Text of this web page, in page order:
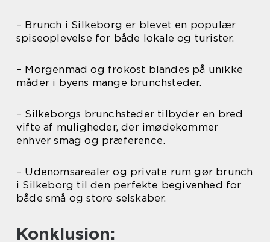
– Brunch i Silkeborg er blevet en populær
spiseoplevelse for både lokale og turister.
– Morgenmad og frokost blandes på unikke
måder i byens mange brunchsteder.
– Silkeborgs brunchsteder tilbyder en bred
vifte af muligheder, der imødekommer
enhver smag og præference.
– Udenomsarealer og private rum gør brunch
i Silkeborg til den perfekte begivenhed for
både små og store selskaber.
Konklusion: